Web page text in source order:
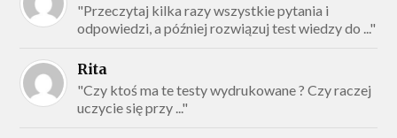
"Przeczytaj kilka razy wszystkie pytania i
odpowiedzi, a później rozwiązuj test wiedzy do ..."
Rita
"Czy ktoś ma te testy wydrukowane ? Czy raczej
uczycie się przy ..."